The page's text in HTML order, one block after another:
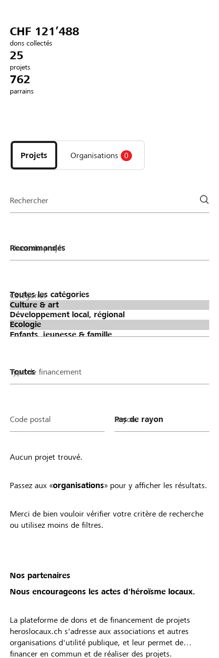
Se connecter
DE FR IT
CHF 121’488
dons collectés
25
projets
762
parrains
les
projets
et
la
Projets Organisations 0
Rechercher
Phase du projet
Catégories
Type de financement
Code postal Rayon
Aucun projet trouvé.
Passez aux «organisations» pour y afficher les résultats.
Merci de bien vouloir vérifier votre critère de recherche
ou utilisez moins de filtres.
Nos partenaires
Nous encourageons les actes d'héroïsme locaux.
La plateforme de dons et de financement de projets
heroslocaux.ch s'adresse aux associations et autres
organisations d'utilité publique, et leur permet de
financer en commun et de réaliser des projets.